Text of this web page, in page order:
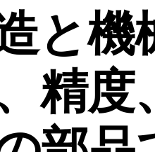
と機
精